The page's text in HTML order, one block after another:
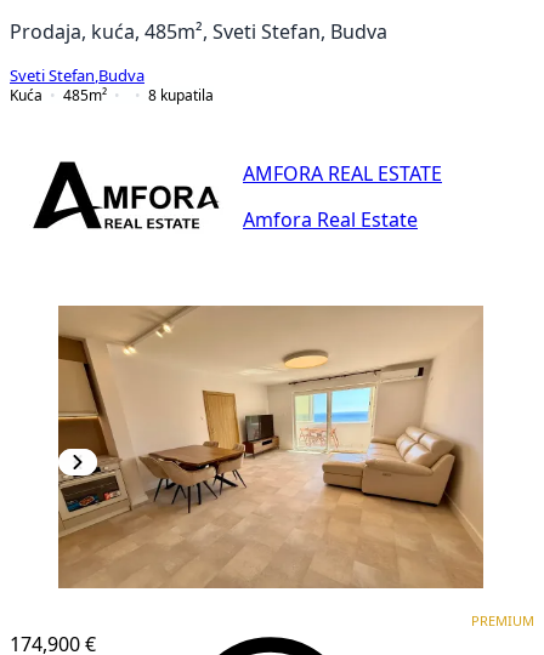
Prodaja, kuća, 485m², Sveti Stefan, Budva
Sveti Stefan Budva
Kuća
485m² 8 kupatila
AMFORA REAL ESTATE
Amfora Real Estate
174,900 €
PREMIUM